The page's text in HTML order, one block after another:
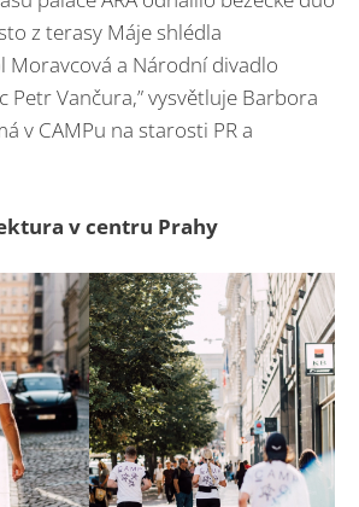
z terasy Máje shlédla
Moravcová a Národní divadlo
Petr Vančura,” vysvětluje Barbora
v CAMPu na starosti PR a
v centru Prahy